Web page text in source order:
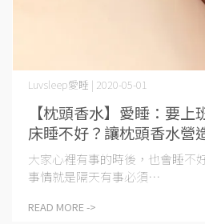
【枕頭香水】愛睡：要
床睡不好？讓枕頭香水營
甜甜入夢。
Luvsleep愛睡 | 2020-05-01
大家心裡有事的時後，也會睡不
事情就是隔天有事必須⋯
READ MORE ->